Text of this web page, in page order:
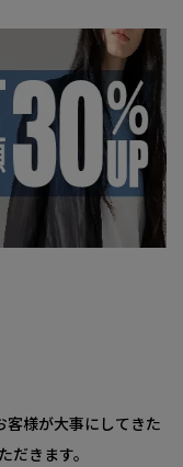
様が大事にしてきた
だきます。